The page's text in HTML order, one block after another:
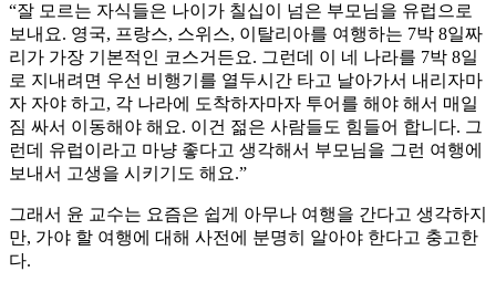
“잘 모르는 자식들은 나이가 칠십이 넘은 부모님을 유럽으로
보내요. 영국, 프랑스, 스위스, 이탈리아를 여행하는 7박 8일짜
리가 가장 기본적인 코스거든요. 그런데 이 네 나라를 7박 8일
로 지내려면 우선 비행기를 열두시간 타고 날아가서 내리자마
자 자야 하고, 각 나라에 도착하자마자 투어를 해야 해서 매일
짐 싸서 이동해야 해요. 이건 젊은 사람들도 힘들어 합니다. 그
런데 유럽이라고 마냥 좋다고 생각해서 부모님을 그런 여행에
보내서 고생을 시키기도 해요.”
그래서 윤 교수는 요즘은 쉽게 아무나 여행을 간다고 생각하지
만, 가야 할 여행에 대해 사전에 분명히 알아야 한다고 충고한
다.